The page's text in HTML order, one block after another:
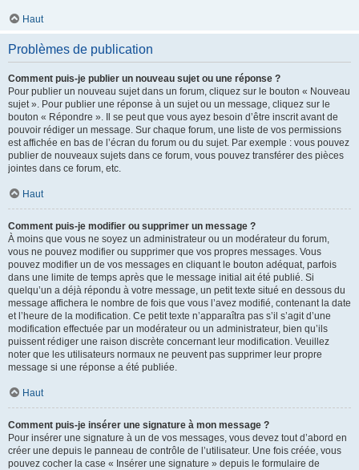
Haut
Problèmes de publication
Comment puis-je publier un nouveau sujet ou une réponse ?
Pour publier un nouveau sujet dans un forum, cliquez sur le bouton « Nouveau
sujet ». Pour publier une réponse à un sujet ou un message, cliquez sur le
bouton « Répondre ». Il se peut que vous ayez besoin d’être inscrit avant de
pouvoir rédiger un message. Sur chaque forum, une liste de vos permissions
est affichée en bas de l’écran du forum ou du sujet. Par exemple : vous pouvez
publier de nouveaux sujets dans ce forum, vous pouvez transférer des pièces
jointes dans ce forum, etc.
Haut
Comment puis-je modifier ou supprimer un message ?
À moins que vous ne soyez un administrateur ou un modérateur du forum,
vous ne pouvez modifier ou supprimer que vos propres messages. Vous
pouvez modifier un de vos messages en cliquant le bouton adéquat, parfois
dans une limite de temps après que le message initial ait été publié. Si
quelqu’un a déjà répondu à votre message, un petit texte situé en dessous du
message affichera le nombre de fois que vous l’avez modifié, contenant la date
et l’heure de la modification. Ce petit texte n’apparaîtra pas s’il s’agit d’une
modification effectuée par un modérateur ou un administrateur, bien qu’ils
puissent rédiger une raison discrète concernant leur modification. Veuillez
noter que les utilisateurs normaux ne peuvent pas supprimer leur propre
message si une réponse a été publiée.
Haut
Comment puis-je insérer une signature à mon message ?
Pour insérer une signature à un de vos messages, vous devez tout d’abord en
créer une depuis le panneau de contrôle de l’utilisateur. Une fois créée, vous
pouvez cocher la case « Insérer une signature » depuis le formulaire de